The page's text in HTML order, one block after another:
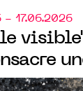
- 17.06.2026